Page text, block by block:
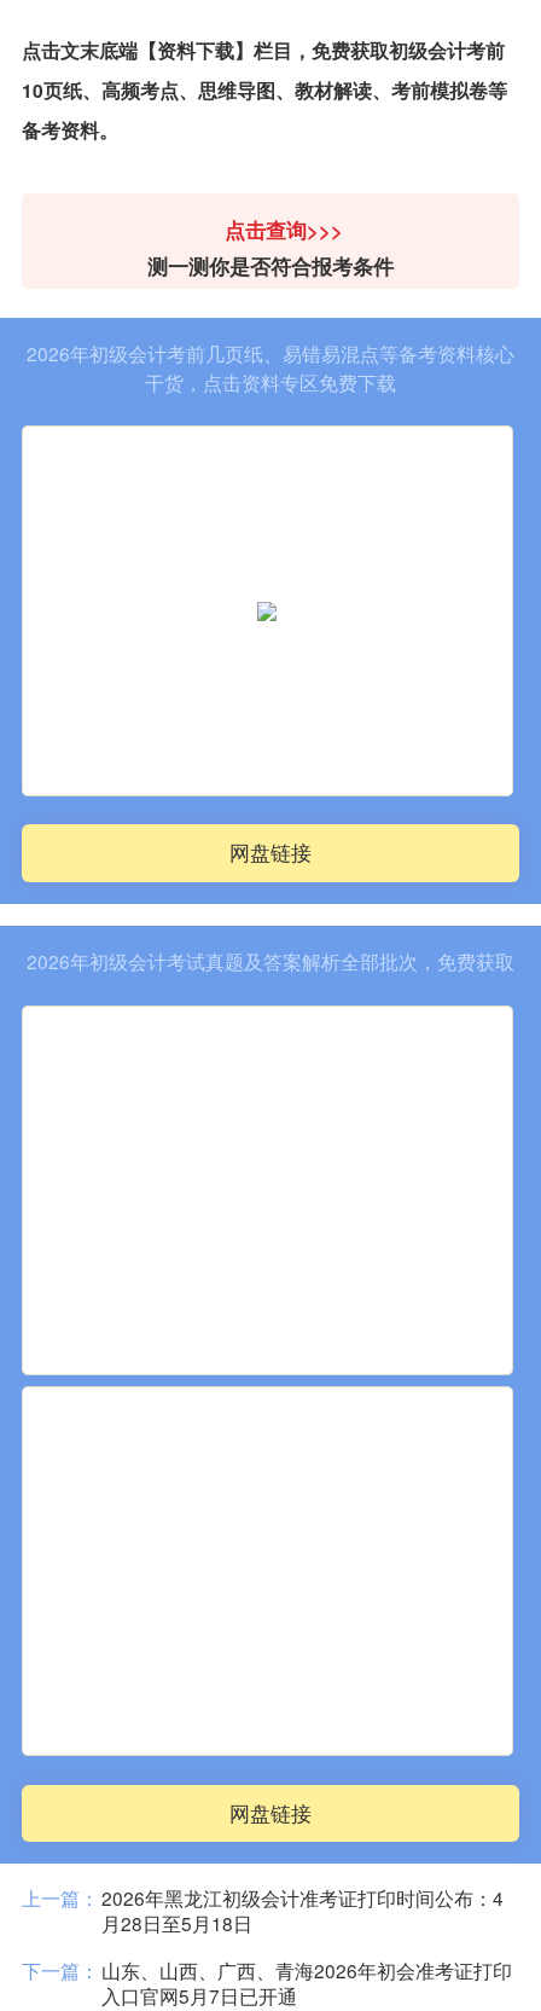
点击文末底端【资料下载】栏目，免费获取初级会计考前
10页纸、高频考点、思维导图、教材解读、考前模拟卷等
备考资料。
点击查询>>>
测一测你是否符合报考条件
2026年初级会计考前几页纸、易错易混点等备考资料核心
干货，点击资料专区免费下载
网盘链接
2026年初级会计考试真题及答案解析全部批次，免费获取
网盘链接
上一篇： 2026年黑龙江初级会计准考证打印时间公布：4
月28日至5月18日
下一篇： 山东、山西、广西、青海2026年初会准考证打印
入口官网5月7日已开通